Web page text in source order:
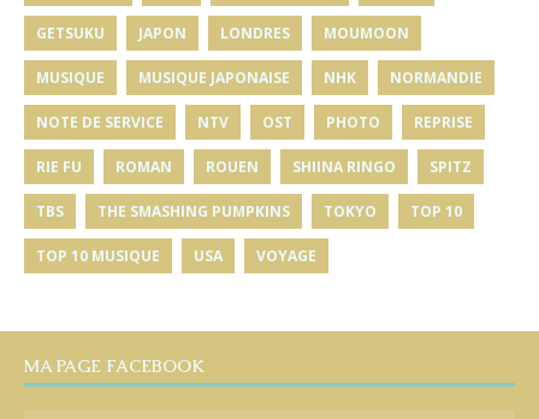
GETSUKU JAPON LONDRES MOUMOON
MUSIQUE MUSIQUE JAPONAISE NHK NORMANDIE
NOTE DE SERVICE NTV OST PHOTO REPRISE
RIE FU ROMAN ROUEN SHIINA RINGO SPITZ
TBS THE SMASHING PUMPKINS TOKYO TOP 10
TOP 10 MUSIQUE USA VOYAGE
MA PAGE FACEBOOK